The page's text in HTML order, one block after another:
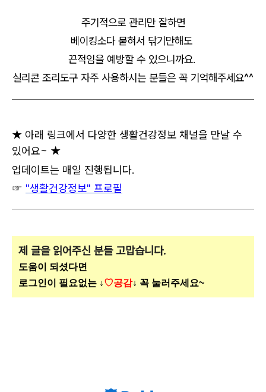
주기적으로 관리만 잘하면
베이킹소다 묻혀서 닦기만해도
끈적임을 예방할 수 있으니까요.
실리콘 조리도구 자주 사용하시는 분들은 꼭 기억해주세요^^
★ 아래 링크에서 다양한 생활건강정보 채널을 만날 수
있어요~ ★
업데이트는 매일 진행됩니다.
☞ "생활건강정보" 프로필
제 글을 읽어주신 분들 고맙습니다.
도움이 되셨다면
로그인이 필요없는 ↓♡공감↓ 꼭 눌러주세요~